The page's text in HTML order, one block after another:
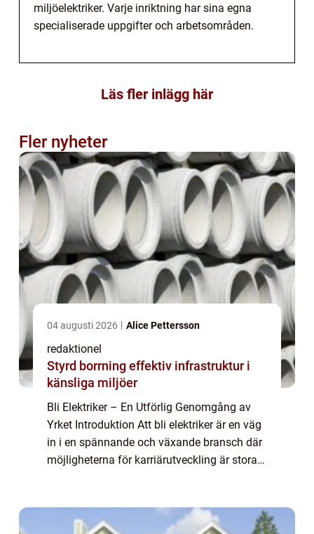
miljöelektriker. Varje inriktning har sina egna
specialiserade uppgifter och arbetsområden.
Läs fler inlägg här
Fler nyheter
04 augusti 2026 Alice Pettersson
redaktionel
Styrd borrning effektiv infrastruktur i
känsliga miljöer
Bli Elektriker – En Utförlig Genomgång av
Yrket Introduktion Att bli elektriker är en väg
in i en spännande och växande bransch där
möjligheterna för karriärutveckling är stora.